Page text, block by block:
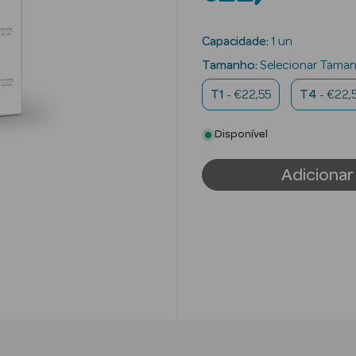
Capacidade: 1 un
Tamanho: Selecionar
T1 - €22,55 T4 -
Disponível
Adicionar